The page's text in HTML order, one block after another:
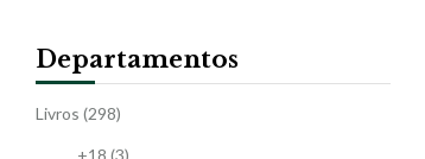
Departamentos
Livros (298)
+18 (3)